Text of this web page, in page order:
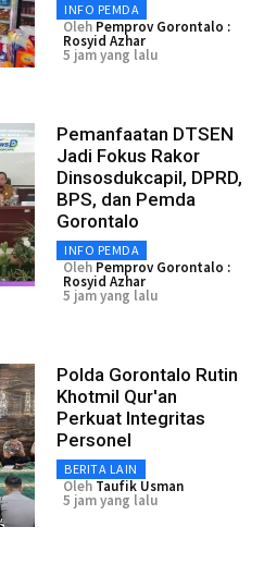
INFO PEMDA
Oleh Pemprov Gorontalo :
Rosyid Azhar
5 jam yang lalu
Pemanfaatan DTSEN
Jadi Fokus Rakor
Dinsosdukcapil, DPRD,
BPS, dan Pemda
Gorontalo
INFO PEMDA
Oleh Pemprov Gorontalo :
Rosyid Azhar
5 jam yang lalu
Polda Gorontalo Rutin
Khotmil Qur'an
Perkuat Integritas
Personel
BERITA LAIN
Oleh Taufik Usman
5 jam yang lalu